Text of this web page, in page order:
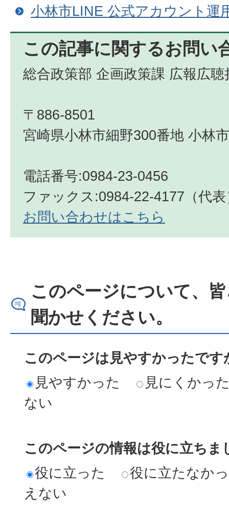
小林市LINE 公式アカウント運
この記事に関するお問い
総合政策部 企画政策課 広報広聴
〒886-8501
宮崎県小林市細野300番地 小林
電話番号:0984-23-0456
ファックス:0984-22-4177（代表
お問い合わせはこちら
このページについて、
聞かせください。
このページは見やすかったです
見やすかった
見にくかっ
ない
このページの情報は役に立ちま
役に立った
役に立たなか
えない